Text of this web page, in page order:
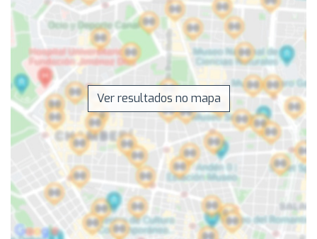
Ver resultados no mapa